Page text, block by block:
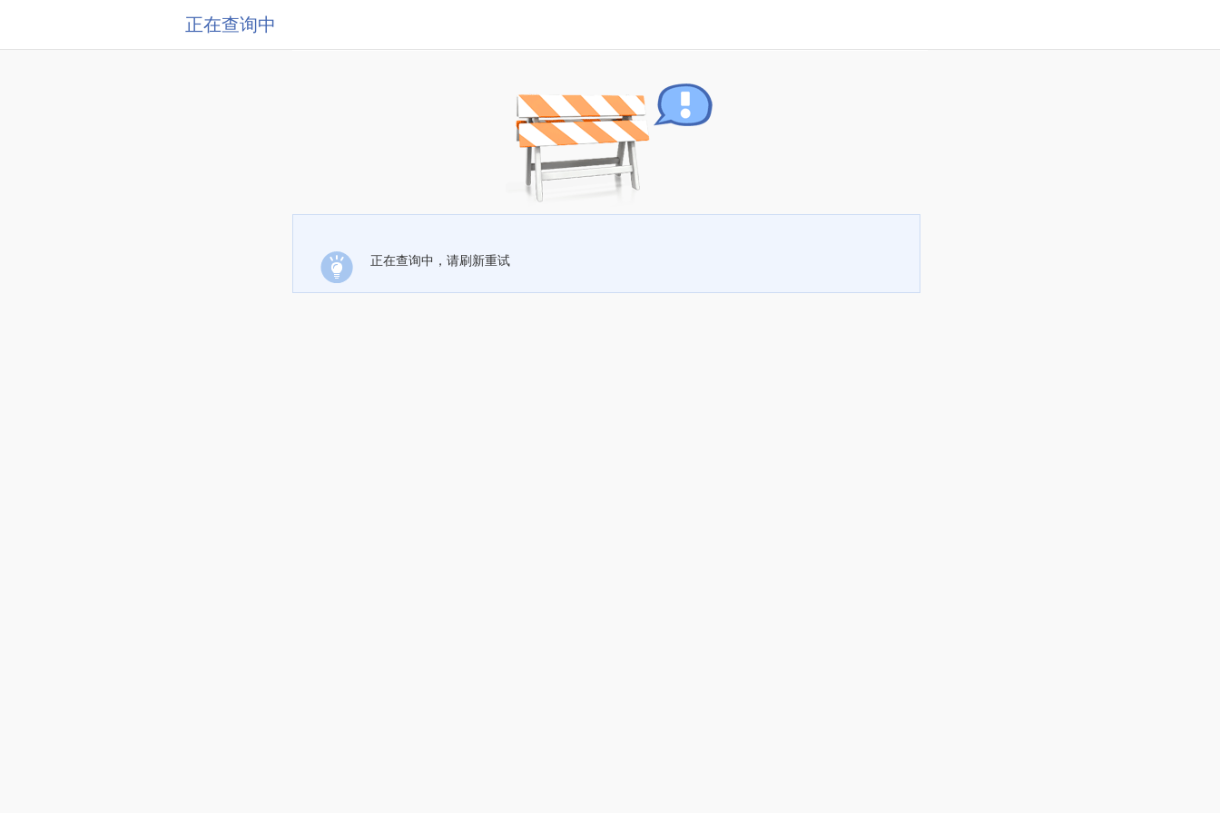
正在查询中
正在查询中，请刷新重试